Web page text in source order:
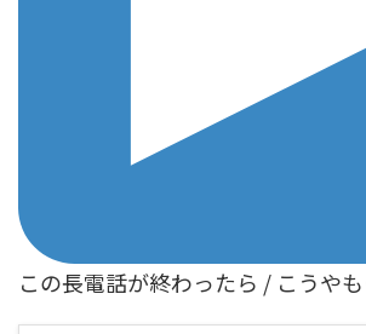
この長電話が終わったら / こうや